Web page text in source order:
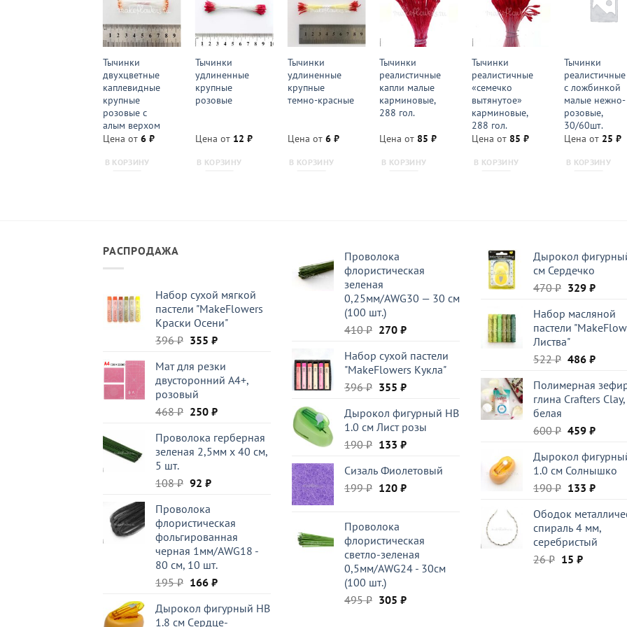
Тычинки
двухцветные
каплевидные
крупные
розовые с
алым верхом
Цена от 6 ₽
В КОРЗИНУ
Тычинки
удлиненные
крупные
розовые
Цена от 12 ₽
В КОРЗИНУ
Тычинки
удлиненные
крупные
темно-красные
Цена от 6 ₽
В КОРЗИНУ
Тычинки
реалистичные
капли малые
карминовые,
288 гол.
Цена от 85₽
В КОРЗИНУ
Тычинки
реалистичные
«семечко
вытянутое»
карминовые,
288 гол.
Цена от 85₽
В КОРЗИНУ
Тычинки
реалистичные
с ложбинкой
малые нежно-
розовые,
30/60шт.
Цена от 25₽
В КОРЗИНУ
РАСПРОДАЖА
Набор сухой мягкой
пастели "MakeFlowers
Краски Осени"
396₽ Первоначальная
составляла
396 ₽.
355 ₽Текущая
355 ₽.
Мат для резки
двусторонний А4+,
розовый
468₽ Первоначальная
составляла
468 ₽.
250 ₽Текущая
250 ₽.
Проволока герберная
зеленая 2,5мм x 40 см,
5 шт.
108₽ Первоначальная
составляла
108 ₽.
92 ₽Текущая
Проволока
флористическая
фольгированная
черная 1мм/AWG18 -
80 см, 10 шт.
195₽ Первоначальная
составляла
166 ₽Текущая
166 ₽.
Дырокол фигурный HB
1.8 см Cердце-
Проволока
флористическая
зеленая
0,25мм/AWG30 — 30 см
(100 шт.)
410₽ Первоначальная
составляла
410 ₽.
270 ₽Текущая
270 ₽.
Набор сухой пастели
"MakeFlowers Кукла"
396₽ Первоначальная
составляла
396 ₽.
355 ₽Текущая
355 ₽.
Дырокол фигурный HB
1.0 см Лист розы
190₽ Первоначальная
составляла
190 ₽.
133 ₽Текущая
133 ₽.
Сизаль Фиолетовый
199₽ Первоначальная
199 ₽.
120 ₽Текущая
Проволока
флористическая
светло-зеленая
0,5мм/AWG24 - 30см
(100 шт.)
495₽ Первоначальная
305 ₽Текущая
Дырокол
см Сердечко
470₽
составляла
470 ₽.
329 ₽
329 ₽.
Набор масляной
пастели
Листва"
522₽
составляла
522 ₽.
486 ₽
486 ₽.
Полимерная
глина Crafters Clay,
белая
600₽
составляла
600 ₽.
459 ₽
459 ₽.
Дырокол
1.0 см Солнышко
190₽
составляла
190 ₽.
133 ₽
133 ₽.
Ободок
спираль 4 мм,
серебристый
26₽ 15 ₽Текущая